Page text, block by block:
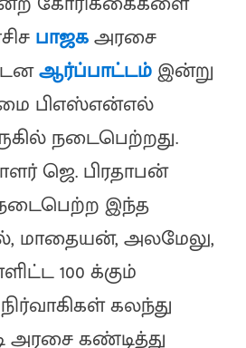
பாஜகஅரசை
ஆர்ப்பாட்டம்இன்று
பிஎஸ்என்எல்
நடைபெற்றது.
ஜெ. பிரதாபன்
இந்த
மாதையன், அலமேலு,
100 க்கும்
கலந்து
கண்டித்து